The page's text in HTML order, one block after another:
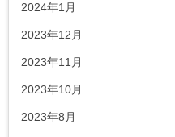
2024年1月
2023年12月
2023年11月
2023年10月
2023年8月